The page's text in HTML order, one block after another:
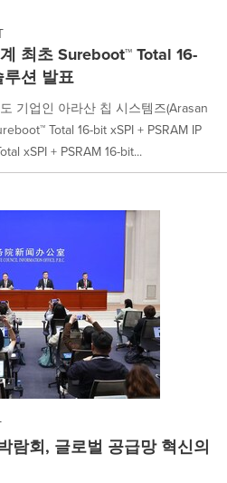
최초 Sureboot™ Total 16-
루션 발표
기업인 아라산 칩 시스템즈(Arasan
Total 16-bit xSPI + PSRAM IP
xSPI + PSRAM 16-bit...
람회, 글로벌 공급망 혁신의